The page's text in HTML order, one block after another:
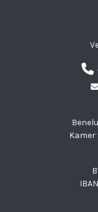
Kamer